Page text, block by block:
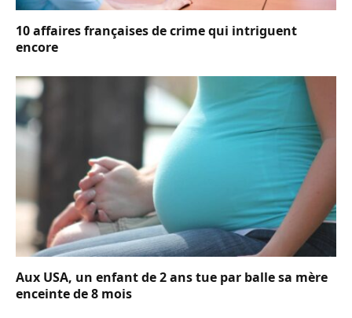
10 affaires françaises de crime qui intriguent
encore
Aux USA, un enfant de 2 ans tue par balle sa mère
enceinte de 8 mois